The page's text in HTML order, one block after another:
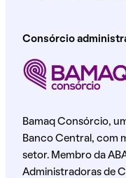
Consórcio
Bamaq Consórcio,
Banco Central, com
setor. Membro da
Administradoras de